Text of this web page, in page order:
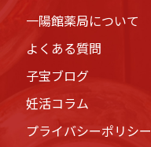
一陽館薬局について
よくある質問
子宝ブログ
妊活コラム
プライバシーポリシー